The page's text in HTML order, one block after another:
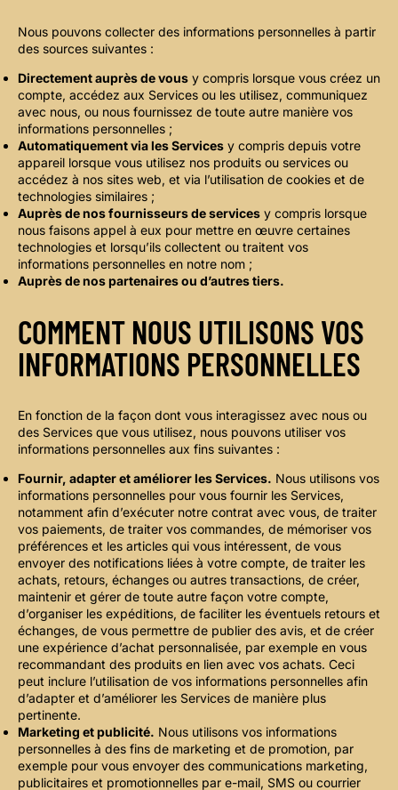
Nous pouvons collecter des informations personnelles à partir
des sources suivantes :
Directement auprès de vous y compris lorsque vous créez un
compte, accédez aux Services ou les utilisez, communiquez
avec nous, ou nous fournissez de toute autre manière vos
informations personnelles ;
Automatiquement via les Services y compris depuis votre
appareil lorsque vous utilisez nos produits ou services ou
accédez à nos sites web, et via l’utilisation de cookies et de
technologies similaires ;
Auprès de nos fournisseurs de services y compris lorsque
nous faisons appel à eux pour mettre en œuvre certaines
technologies et lorsqu’ils collectent ou traitent vos
informations personnelles en notre nom ;
Auprès de nos partenaires ou d’autres tiers.
COMMENT NOUS UTILISONS VOS
INFORMATIONS PERSONNELLES
En fonction de la façon dont vous interagissez avec nous ou
des Services que vous utilisez, nous pouvons utiliser vos
informations personnelles aux fins suivantes :
Fournir, adapter et améliorer les Services. Nous utilisons vos
informations personnelles pour vous fournir les Services,
notamment afin d’exécuter notre contrat avec vous, de traiter
vos paiements, de traiter vos commandes, de mémoriser vos
préférences et les articles qui vous intéressent, de vous
envoyer des notifications liées à votre compte, de traiter les
achats, retours, échanges ou autres transactions, de créer,
maintenir et gérer de toute autre façon votre compte,
d’organiser les expéditions, de faciliter les éventuels retours et
échanges, de vous permettre de publier des avis, et de créer
une expérience d’achat personnalisée, par exemple en vous
recommandant des produits en lien avec vos achats. Ceci
peut inclure l’utilisation de vos informations personnelles afin
d’adapter et d’améliorer les Services de manière plus
pertinente.
Marketing et publicité. Nous utilisons vos informations
personnelles à des fins de marketing et de promotion, par
exemple pour vous envoyer des communications marketing,
publicitaires et promotionnelles par e-mail, SMS ou courrier